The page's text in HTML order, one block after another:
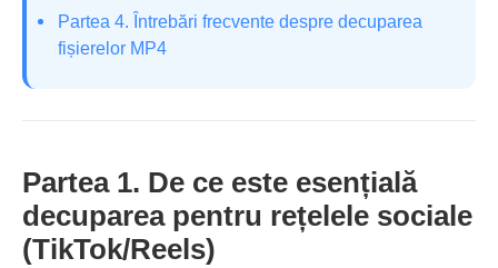
Partea 4. Întrebări frecvente despre decuparea
fișierelor MP4
Partea 1. De ce este esențială
decuparea pentru rețelele sociale
(TikTok/Reels)